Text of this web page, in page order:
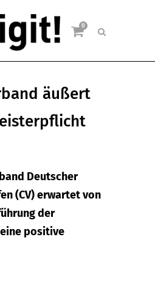
0
äußert
Deutscher
(CV) erwartet von
der
positive